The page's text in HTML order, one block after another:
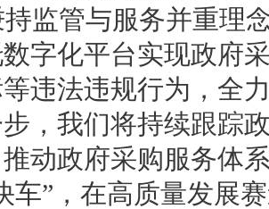
管与服务并重理念
字化平台实现政府
违法违规行为，全
，我们将持续跟踪
动政府采购服务体
车”，在高质量发展